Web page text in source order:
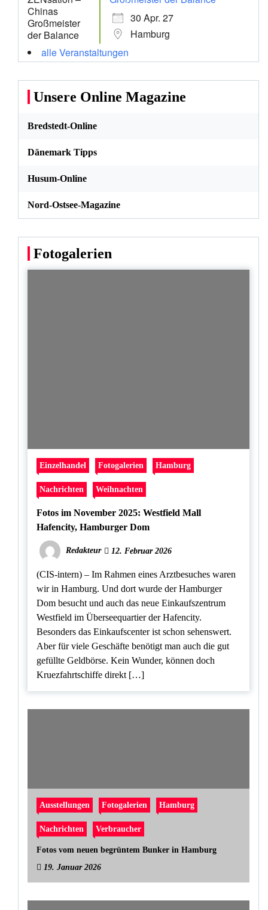
30 Apr. 27
Hamburg
alle Veranstaltungen
Unsere Online Magazine
Bredstedt-Online
Dänemark Tipps
Husum-Online
Nord-Ostsee-Magazine
Fotogalerien
Einzelhandel Fotogalerien Hamburg
Nachrichten Weihnachten
Fotos im November 2025: Westfield Mall
Hafencity, Hamburger Dom
Redakteur 12. Februar 2026
(CIS-intern) – Im Rahmen eines Arztbesuches waren
wir in Hamburg. Und dort wurde der Hamburger
Dom besucht und auch das neue Einkaufszentrum
Westfield im Überseequartier der Hafencity.
Besonders das Einkaufscenter ist schon sehenswert.
Aber für viele Geschäfte benötigt man auch die gut
gefüllte Geldbörse. Kein Wunder, können doch
Kruezfahrtschiffe direkt […]
Ausstellungen Fotogalerien Hamburg
Nachrichten Verbraucher
Fotos vom neuen begrüntem Bunker in Hamburg
19. Januar 2026